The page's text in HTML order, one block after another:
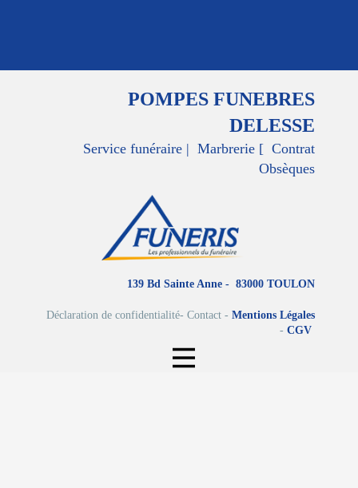
POMPES FUNEBRES
DELESSE
Service funéraire | Marbrerie [ Contrat
Obsèques
139 Bd Sainte Anne - 83000 TOULON
Déclaration de confidentialité- Contact - Mentions Légales
- CGV